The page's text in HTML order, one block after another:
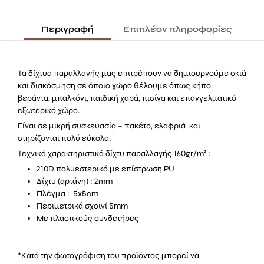
Περιγραφή Επιπλέον πληροφορίες
Τα δίχτυα παραλλαγής μας επιτρέπουν να δημιουργούμε σκιά
και διακόσμηση σε όποιο χώρο θέλουμε όπως κήπο,
βεράντα, μπαλκόνι, παιδική χαρά, πισίνα και επαγγελματικό
εξωτερικό χώρο.
Είναι σε μικρή συσκευασία – πακέτο, ελαφριά και
στηρίζονται πολύ εύκολα.
Τεχνικά χαρακτηριστικά δίχτυ παραλλαγής 160gr/m² :
210D πολυεστερικό με επίστρωση PU
Δίχτυ (αρτάνη) : 2mm
Πλέγμα : 5x5cm
Περιμετρικά σχοινί 5mm
Με πλαστικούς συνδετήρες
*Κατά την φωτογράφιση του προϊόντος μπορεί να